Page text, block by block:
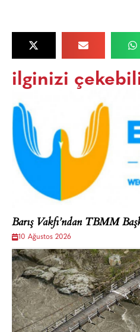
ilginizi
Barış Vakfı’ndan TBMM
10 Ağustos 2026